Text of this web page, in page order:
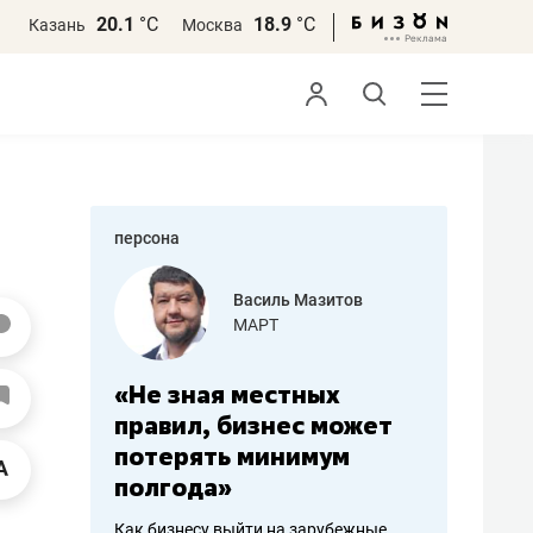
Казань 20.1 °С Москва 18.9 °С
персона
работа
Василь Мазитов
МАРТ
«Не зная местных
правил, бизнес может
потерять минимум
полгода»